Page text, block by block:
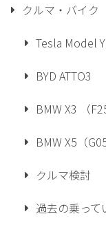
クルマ・バイク
Tesla Model
BYD ATTO3
BMW X3 （
BMW X5（G05
クルマ検討
過去の乗って